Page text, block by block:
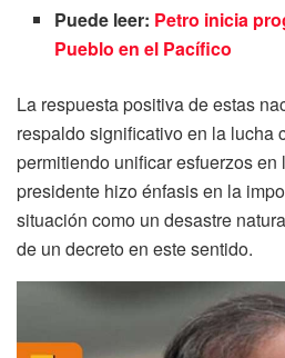
Puede leer: Petro inicia
Pueblo en el Pacífico
La respuesta positiva de estas
respaldo significativo en la lucha
permitiendo unificar esfuerzos en
presidente hizo énfasis en la
situación como un desastre
de un decreto en este sentido.